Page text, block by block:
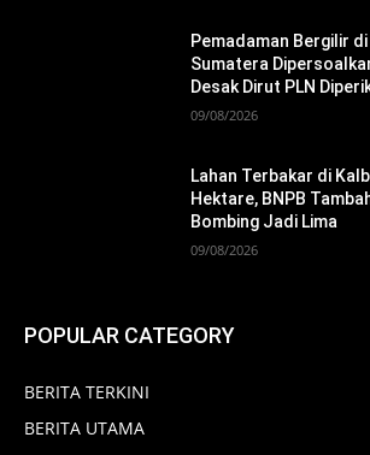
Pemadaman Bergilir
Sumatera
Desak Dirut PLN
09/08/2026
Lahan Terbakar di
Hektare, BNPB
Bombing Jadi Lima
09/08/2026
POPULAR CATEGORY
BERITA TERKINI
BERITA UTAMA